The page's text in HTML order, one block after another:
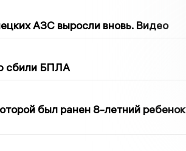
АЗС выросли вновь. Видео
сбили БПЛА
был ранен 8-летний ребенок